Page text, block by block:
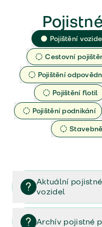
Pojištění
Cestovní
Pojištění
Pojištění flotil
Pojištění podnikání
Aktuální
vozidel
Pojištění vozidel/
smlouvě (PDF)
Archív pojistné